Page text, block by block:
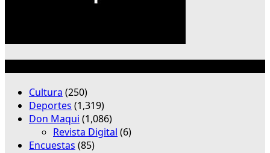
Cultura (250)
Deportes (1,319)
Don Maqui (1,086)
Revista Digital (6)
Encuestas (85)